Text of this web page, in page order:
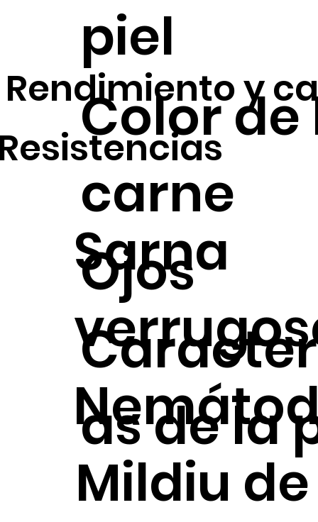
piel
Color de
carne
Ojos
as de la
Sarna
Mildiu de
Rendimiento y